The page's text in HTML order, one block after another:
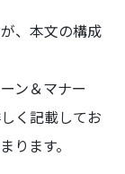
、本文の構成
ン＆マナー
く記載してお
ります。